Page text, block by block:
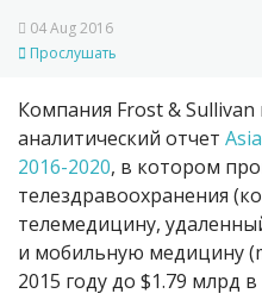
04 Aug 2016
Прослушать
Компания Frost &
аналитический отчет
2016-2020, в котором
телездравоохранения
телемедицину,
и мобильную медицину
2015 году до $1.79 млрд в